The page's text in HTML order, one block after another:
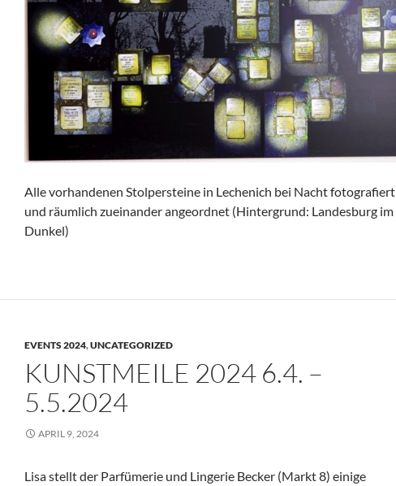
Alle vorhandenen Stolpersteine in Lechenich bei Nacht fotografiert
und räumlich zueinander angeordnet (Hintergrund: Landesburg im
Dunkel)
EVENTS 2024,UNCATEGORIZED
KUNSTMEILE 2024 6.4. –
5.5.2024
APRIL 9, 2024
Lisa stellt der Parfümerie und Lingerie Becker (Markt 8) einige